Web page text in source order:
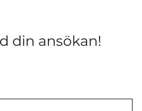
din ansökan!